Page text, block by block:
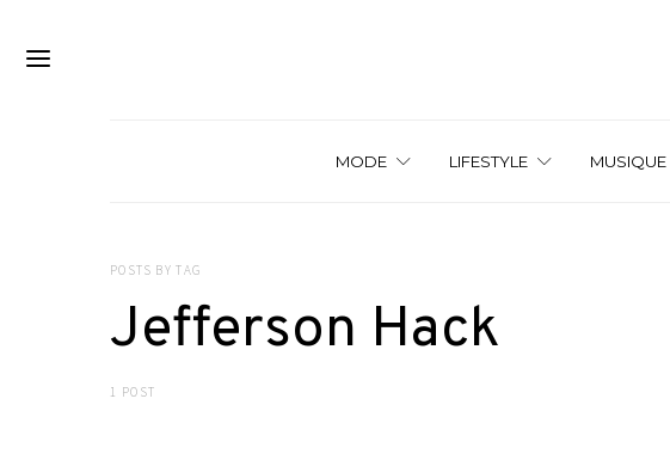
MODE LIFESTYLE MUSIQUE
POSTS BY TAG
Jefferson Hack
1 POST